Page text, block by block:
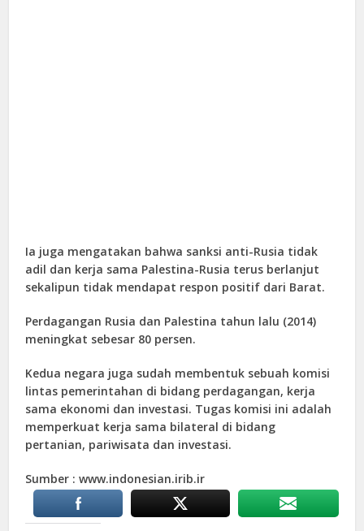
Ia juga mengatakan bahwa sanksi anti-Rusia tidak
adil dan kerja sama Palestina-Rusia terus berlanjut
sekalipun tidak mendapat respon positif dari Barat.
Perdagangan Rusia dan Palestina tahun lalu (2014)
meningkat sebesar 80 persen.
Kedua negara juga sudah membentuk sebuah komisi
lintas pemerintahan di bidang perdagangan, kerja
sama ekonomi dan investasi. Tugas komisi ini adalah
memperkuat kerja sama bilateral di bidang
pertanian, pariwisata dan investasi.
Sumber : www.indonesian.irib.ir